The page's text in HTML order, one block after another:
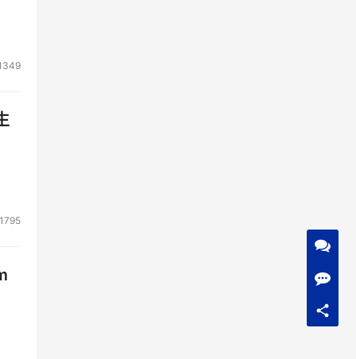
1795